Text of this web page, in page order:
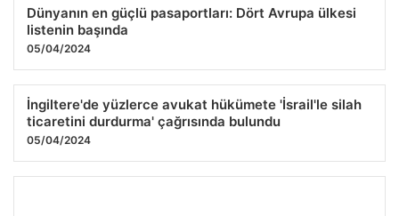
Dünyanın en güçlü pasaportları: Dört Avrupa ülkesi
listenin başında
05/04/2024
İngiltere'de yüzlerce avukat hükümete 'İsrail'le silah
ticaretini durdurma' çağrısında bulundu
05/04/2024